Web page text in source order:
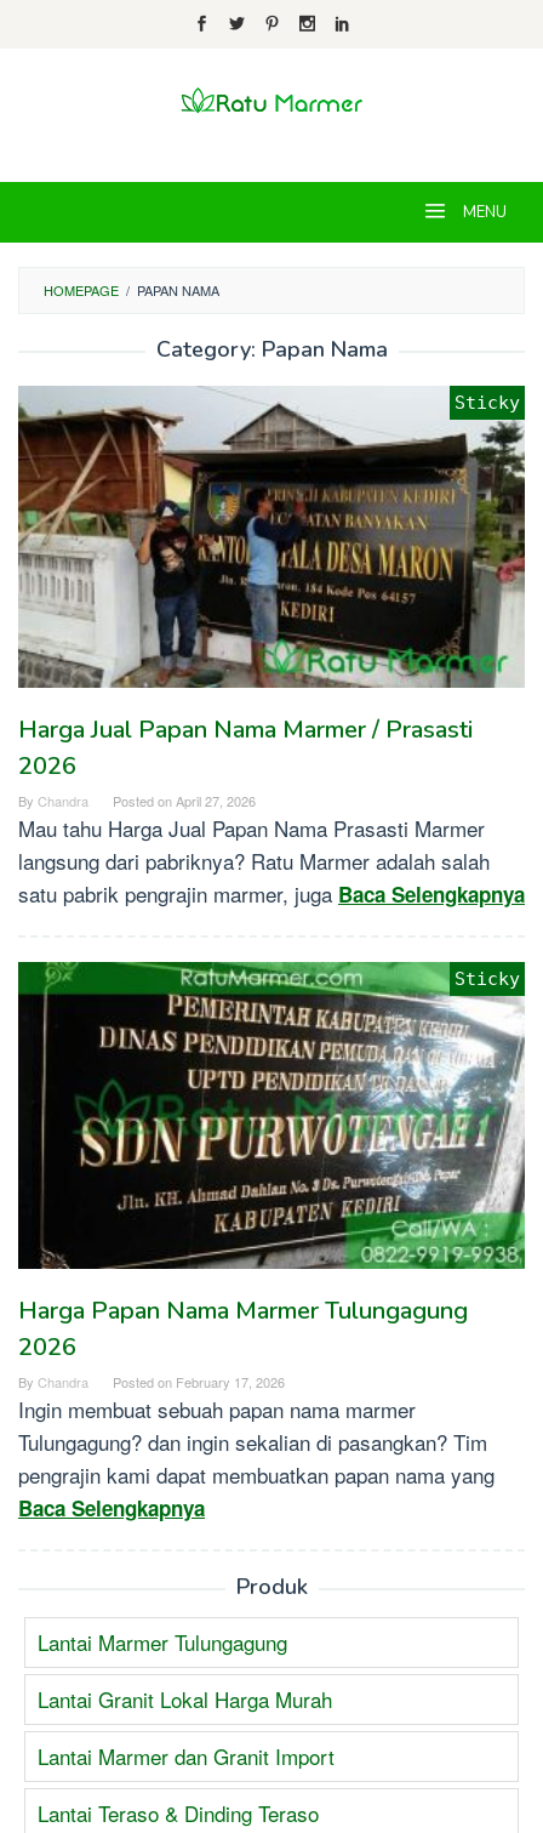
MENU
HOMEPAGE / PAPAN NAMA
Category: Papan Nama
Harga Jual Papan Nama Marmer / Prasasti
2026
By Chandra Posted onApril 27, 2026
Mau tahu Harga Jual Papan Nama Prasasti Marmer
langsung dari pabriknya? Ratu Marmer adalah salah
satu pabrik pengrajin marmer, juga Baca Selengkapnya
Sticky
Harga Papan Nama Marmer Tulungagung
2026
By Chandra Posted on February 17, 2026
Ingin membuat sebuah papan nama marmer
Tulungagung? dan ingin sekalian di pasangkan? Tim
pengrajin kami dapat membuatkan papan nama yang
Baca Selengkapnya
Sticky
Produk
Lantai Marmer Tulungagung
Lantai Granit Lokal Harga Murah
Lantai Marmer dan Granit Import
Lantai Teraso & Dinding Teraso